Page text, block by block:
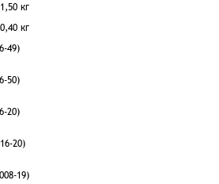
кг
кг
49)
50)
20)
20)
19)